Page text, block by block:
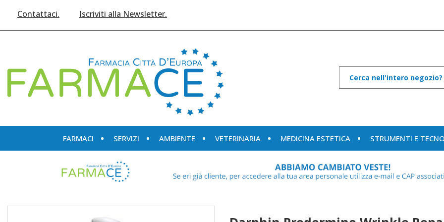
principale
Contattaci. Iscriviti alla Newsletter.
Prodotto
FARMACI SERVIZI AMBIENTE VETERINARIA MEDICINA ESTETICA STRUMENTI E